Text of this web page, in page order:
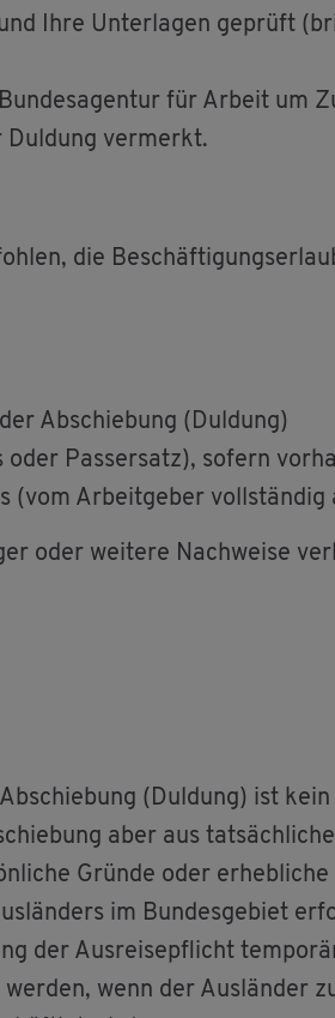
Ihre Un­ter­la­gen ge­prüft
für Ar­beit um
Dul­dung ver­merkt.
die
Ab­schie­bung (Dul­dung)
Pas­sersatz), so­fern
(vom Ar­beit­ge­ber voll­stän­dig
oder wei­te­re Nach­wei­se
(Dul­dung) ist
aber aus
Grün­de oder
im Bun­des­ge­biet
der Aus­rei­se­pflicht
wenn der Aus­län­der